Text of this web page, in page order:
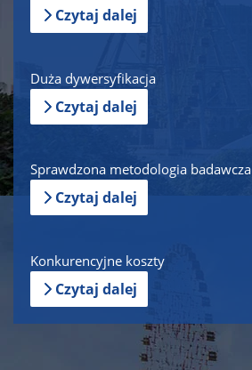
Czytaj dalej
Duża dywersyfikacja
Czytaj dalej
Sprawdzona metodologia badawcza
Czytaj dalej
Konkurencyjne koszty
Czytaj dalej